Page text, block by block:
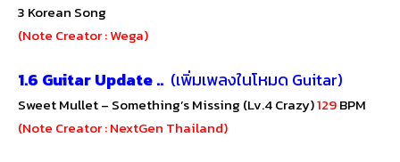
3 Korean Song
(Note Creator : Wega)
1.6 Guitar Update .. (เพิ่มเพลงในโหมด Guitar)
Sweet Mullet – Something’s Missing (Lv.4 Crazy)129BPM
(Note Creator : NextGen Thailand)